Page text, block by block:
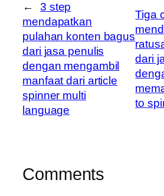
←
3 step
mendapatkan
pulahan konten bagus
dari jasa penulis
dengan mengambil
manfaat dari article
spinner multi
language
Tiga
dari
to
Comments